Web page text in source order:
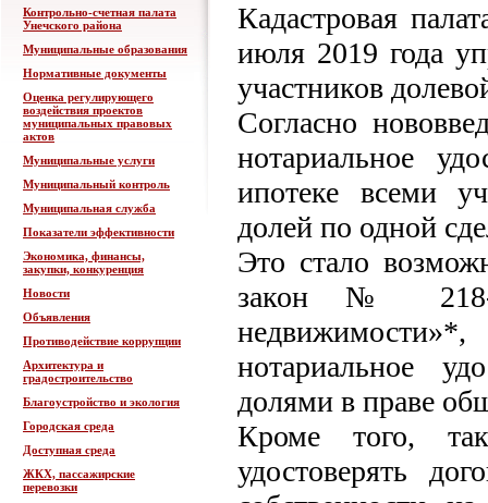
Контрольно-счетная палата
Унечского района
Муниципальные образования
Нормативные документы
Оценка регулирующего
воздействия проектов
муниципальных правовых
актов
Муниципальные услуги
Муниципальный контроль
Муниципальная служба
Показатели эффективности
Экономика, финансы,
закупки, конкуренция
Новости
Объявления
Противодействие коррупции
Архитектура и
градостроительство
Благоустройство и экология
Городская среда
Доступная среда
ЖКХ, пассажирские
перевозки
Кадастровая
июля 2019 года
участников
Согласно
нотариальное
ипотеке всеми
долей по одной
Это стало
закон № 218-
нотариальное
долями в праве
Кроме того,
удостоверять